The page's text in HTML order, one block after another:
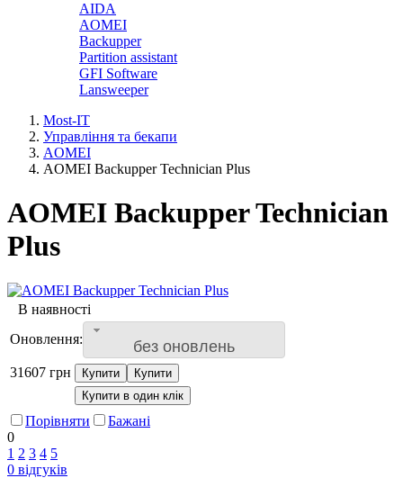
AIDA
AOMEI
Backupper
Partition assistant
GFI Software
Lansweeper
Most-IT
Управління та бекапи
AOMEI
AOMEI Backupper Technician Plus
AOMEI Backupper Technician
Plus
В наявності
Оновлення:
без оновлень
31607 грн Купити
Купити
Купити в один клік
Порівняти
Бажані
0
1 2 3 4 5
0 відгуків